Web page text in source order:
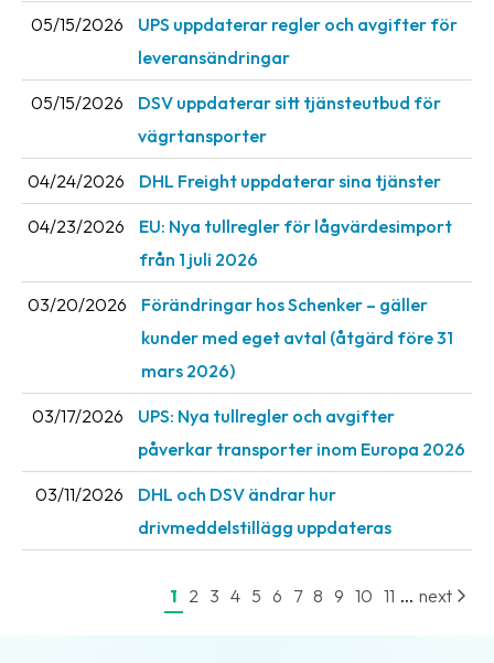
company
Fraktjakt
Media
Coworkers
News
Contact
05/15/2026
UPS uppdaterar regler och avgifter för
leveransändringar
05/15/2026
DSV uppdaterar sitt tjänsteutbud för
vägrtansporter
04/24/2026 DHL Freight uppdaterar sina tjänster
04/23/2026
EU: Nya tullregler för låg­värdesimport
från 1 juli 2026
03/20/2026
Förändringar hos Schenker – gäller
kunder med eget avtal (åtgärd före 31
mars 2026)
03/17/2026
UPS: Nya tullregler och avgifter
påverkar transporter inom Europa 2026
03/11/2026
DHL och DSV ändrar hur
drivmeddelstillägg uppdateras
1 2 3 4 5 6 7 8 9 10 11 ... next